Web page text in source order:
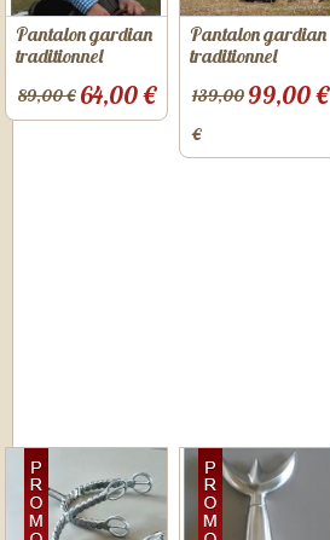
Pantalon gardian
traditionnel
64,00 €
89,00 €
Pantalon gardian
traditionnel
99,00 €
139,00
€